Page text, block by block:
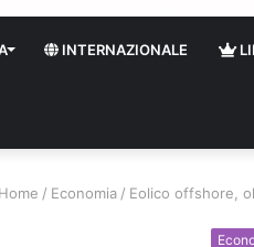
INTERNAZIONALE
/ Economia / Eolico offshore,